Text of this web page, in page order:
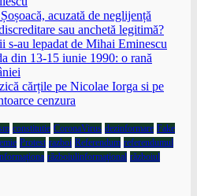
acuzată de neglijență
sau anchetă legitimă?
s-au lepadat de Mihai Eminescu
din 13-15 iunie 1990: o rană
cărțile pe Nicolae Iorga si pe
cenzura
constitutie CoronaVirus dezinformare Fake
Protest razboi Referendum referendumul
războiulinformaţional războiul